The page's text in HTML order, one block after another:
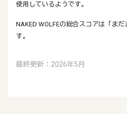
使用しているようです。
NAKED WOLFEの総合スコアは「ま
す。
最終更新：2026年5月